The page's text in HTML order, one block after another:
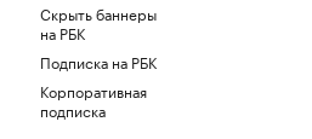
Скрыть баннеры
на РБК
Подписка на РБК
Корпоративная
подписка